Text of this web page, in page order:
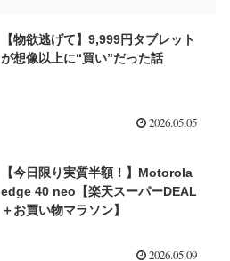
【物欲逃げて】9,999円タブレット
が想像以上に“買い”だった話
2026.05.05
【今日限り実質半額！】Motorola
edge 40 neo【楽天スーパーDEAL
＋お買い物マラソン】
2026.05.09